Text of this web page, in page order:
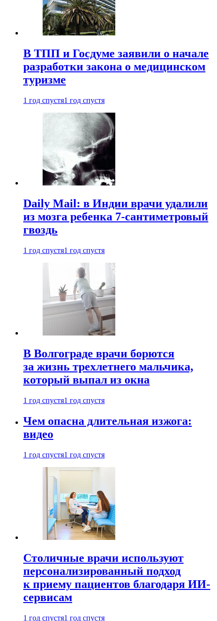
В ТПП и Госдуме заявили о начале
разработки закона о медицинском
туризме
1 год спустя1 год спустя
Daily Mail: в Индии врачи удалили
из мозга ребенка 7-сантиметровый
гвоздь
1 год спустя1 год спустя
В Волгограде врачи борются
за жизнь трехлетнего мальчика,
который выпал из окна
1 год спустя1 год спустя
Чем опасна длительная изжога:
видео
1 год спустя1 год спустя
Столичные врачи используют
персонализированный подход
к приему пациентов благодаря ИИ-
сервисам
1 год спустя1 год спустя